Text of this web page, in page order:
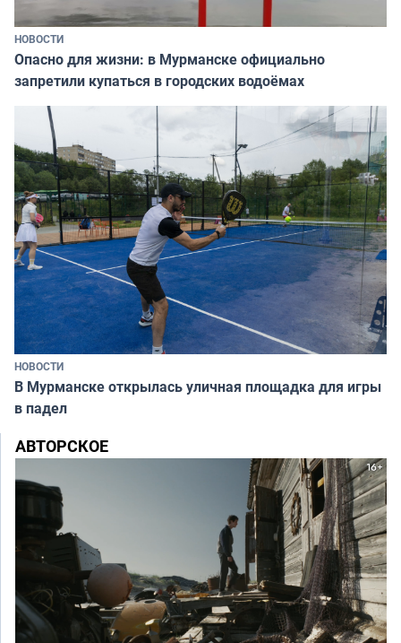
НОВОСТИ
Опасно для жизни: в Мурманске официально
запретили купаться в городских водоёмах
НОВОСТИ
В Мурманске открылась уличная площадка для игры
в падел
АВТОРСКОЕ